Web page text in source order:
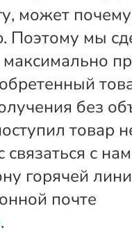
может
Поэтому мы
без
товар
связаться с
горячей
почте
.